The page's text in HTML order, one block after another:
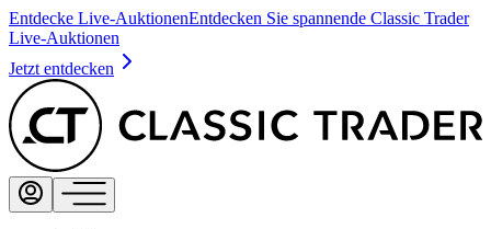
Entdecke Live-AuktionenEntdecken Sie spannende Classic Trader
Live-Auktionen
Jetzt entdecken